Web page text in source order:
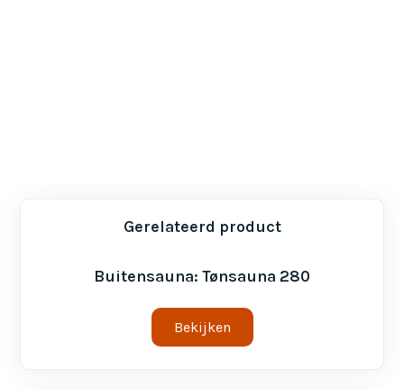
Gerelateerd product
Buitensauna: Tønsauna 280
Bekijken